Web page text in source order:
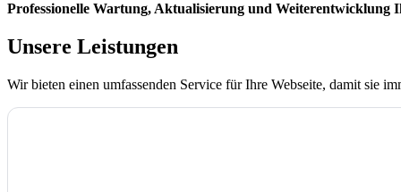
Professionelle Wartung, Aktualisierung und Weiterentwicklung
Unsere Leistungen
Wir bieten einen umfassenden Service für Ihre Webseite, damit sie